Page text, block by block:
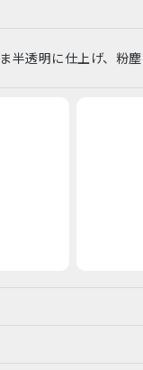
半透明に仕上げ、粉